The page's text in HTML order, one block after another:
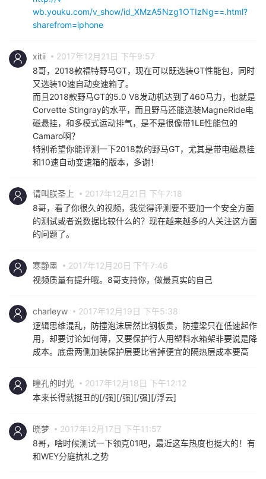
wb.youku.com/v_show/id_XMzA5Nzg1OTIzNg==.html?
sharefrom=iphone
xitii
2017年12月21日 下午9:57
8哥，2018款福特野马GT，现在可以既选装GT性能包，同时
又选装10速自动变速箱了。
而且2018款野马GT的5.0 V8发动机达到了460马力，也就是
Corvette Stingray的水平，而且野马还能选装MagneRide电
磁悬挂，和多模式运动排气，是不是很像带1LE性能包的
Camaro啊？
特别希望你能评测一下2018款的野马GT，尤其是带电磁悬挂
和10速自动变速箱的版本，多谢！
请叫朕圣上
2017年12月21日 下午7:18
8哥，看了你很久的视频，我觉得评测要不要加一个安全方面
的测试或者说数据比较什么的？现在越来越多的人关注这方面
的问题了。
寒静墨
2017年12月20日 下午7:46
视频质量有提升哦。8哥支持你，做最真实的自己
charleyw
2017年12月19日 下午5:38
逻辑思维混乱，防撞泡沫居然比钢板贵，防撞梁只在低速起作
用，却要讨论如何薄，又要保护行人用塑料水箱架非要说是降
成本。底盘两侧加装保护层要比省掉便宜的隔热层成本要高
瞳孔的时光
2017年12月18日 下午12:12
本来长得就挺丑的[/强][/强][/强][/浮云]
晓梦
2017年12月17日 下午11:57
8哥，啥时候测试一下领克01吧，最近这车热度也挺大的！有
和WEY分庭抗礼之势